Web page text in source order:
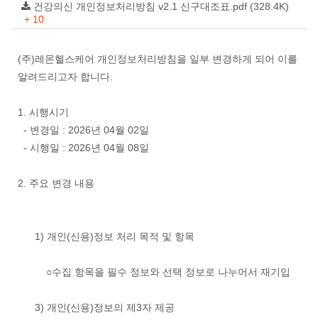
건강의신 개인정보처리방침 v2.1 신구대조표.pdf (328.4K)
+ 10
(주)레몬헬스케어 개인정보처리방침을 일부 변경하게 되어 이를
알려드리고자 합니다.
1. 시행시기
- 변경일 : 2026년 04월 02일
- 시행일 : 2026년 04월 08일
2. 주요 변경 내용
1) 개인(신용)정보 처리 목적 및 항목
○수집 항목을 필수 정보와 선택 정보로 나누어서 재기입
3) 개인(신용)정보의 제3자 제공